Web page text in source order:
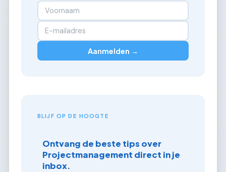
Aanmelden →
BLIJF OP DE HOOGTE
Ontvang de beste tips over
Projectmanagement direct in je
inbox.